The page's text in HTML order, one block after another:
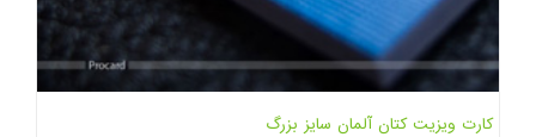
کارت ویزیت کتان آلمان سایز بزرگ